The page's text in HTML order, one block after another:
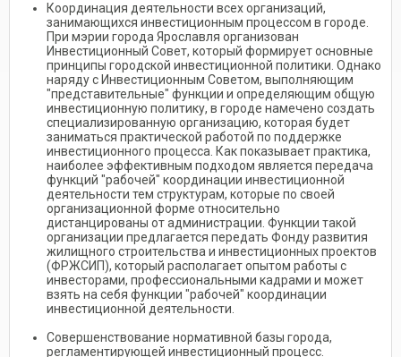
Координация деятельности всех организаций,
занимающихся инвестиционным процессом в городе.
При мэрии города Ярославля организован
Инвестиционный Совет, который формирует основные
принципы городской инвестиционной политики. Однако
наряду с Инвестиционным Советом, выполняющим
"представительные" функции и определяющим общую
инвестиционную политику, в городе намечено создать
специализированную организацию, которая будет
заниматься практической работой по поддержке
инвестиционного процесса. Как показывает практика,
наиболее эффективным подходом является передача
функций "рабочей" координации инвестиционной
деятельности тем структурам, которые по своей
организационной форме относительно
дистанцированы от администрации. Функции такой
организации предлагается передать Фонду развития
жилищного строительства и инвестиционных проектов
(ФРЖСИП), который располагает опытом работы с
инвесторами, профессиональными кадрами и может
взять на себя функции "рабочей" координации
инвестиционной деятельности.
Совершенствование нормативной базы города,
регламентирующей инвестиционный процесс.